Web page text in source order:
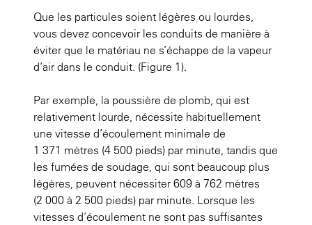
Que les particules soient légères ou lourdes,
vous devez concevoir les conduits de manière à
éviter que le matériau ne s’échappe de la vapeur
d’air dans le conduit. (Figure 1).
Par exemple, la poussière de plomb, qui est
relativement lourde, nécessite habituellement
une vitesse d’écoulement minimale de
1 371 mètres (4 500 pieds) par minute, tandis que
les fumées de soudage, qui sont beaucoup plus
légères, peuvent nécessiter 609 à 762 mètres
(2 000 à 2 500 pieds) par minute. Lorsque les
vitesses d’écoulement ne sont pas suffisantes